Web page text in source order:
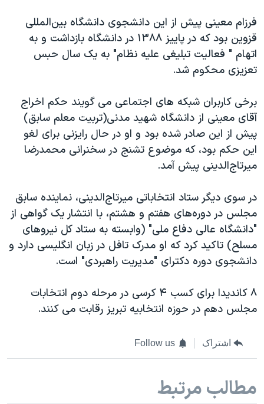
فرزام معینی پیش از این دانشجوی دانشگاه بین‌المللی
قزوین بود که در پاییز ۱۳۸۸ در دانشگاه بازداشت و به
اتهام " فعالیت تبلیغی علیه نظام" به یک سال حبس
تعزیزی محکوم شد.
برخی کاربران شبکه های اجتماعی می گویند حکم اخراج
آقای معینی از دانشگاه شهید مدنی(تربیت معلم سابق)
پیش از این صادر شده بود و او در حال رایزنی برای لغو
این حکم بود، که موضوع تشنج در سخنرانی محمدرضا
میرتاج‌الدینی پیش آمد.
در سوی دیگر ستاد انتخاباتی میرتاج‌الدینی، نماینده سابق
مجلس در دوره‌های هفتم و هشتم، با انتشار یک گواهی از
"دانشگاه عالی دفاع ملی" (وابسته به ستاد کل نیروهای
مسلح) تاکید کرد که او مدرک تافل در زبان انگلیسی دارد و
دانشجوی دوره دکترای "مدیریت راهبردی" است.
۸ کاندیدا برای کسب ۴ کرسی در مرحله دوم انتخابات
مجلس دهم در حوزه انتخابیه تبریز رقابت می کنند.
اشتراک Follow us
مطالب مرتبط